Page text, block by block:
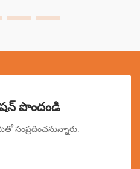
పొందండి
సంప్రదించనున్నారు.